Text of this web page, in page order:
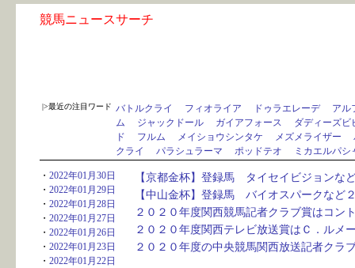
競馬ニュースサーチ
|>最近の注目ワード バトルクライ フィオライア ドゥラエレーデ
アル
ム
ジャックドール ガイアフォース
ダディーズビ
ド
フルム メイショウシンタケ メズメライザー
クライ
パラシュラーマ ポッドテオ ミカエルパシ
・ 2022年01月30日
・ 2022年01月29日
・ 2022年01月28日
・ 2022年01月27日
・ 2022年01月26日
・ 2022年01月23日
・ 2022年01月22日
【京都金杯】登録馬　タイセイ
【中山金杯】登録馬　バイオス
２０２０年度関西競馬記者クラ
２０２０年度関西テレビ放送賞
２０２０年度の中央競馬関西放送記者ク